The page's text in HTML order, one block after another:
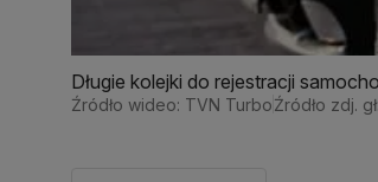
Długie kolejki do rejestracji
Źródło wideo: TVN TurboŹródło zdj.